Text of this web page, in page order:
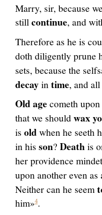
Marry, sir, because
stillcontinue, and
Therefore as he is
doth diligently prune
sets, because the
decayintime, and
Old agecometh
that we shouldwax
is oldwhen he seeth
in his son? Deathis
her providence
upon another even
Neither can he seem
him»4.